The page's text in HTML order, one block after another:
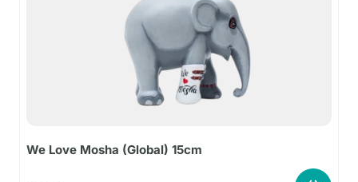
We Love Mosha (Global) 15cm